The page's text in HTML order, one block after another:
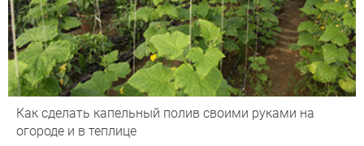
Как сделать капельный полив своими руками на
огороде и в теплице